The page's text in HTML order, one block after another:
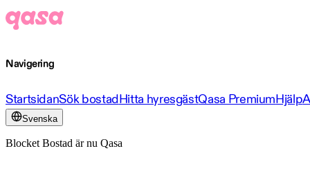
Navigering
StartsidanSök bostadHitta hyresgästQasa PremiumHjälp
Svenska
Blocket Bostad är nu Qasa